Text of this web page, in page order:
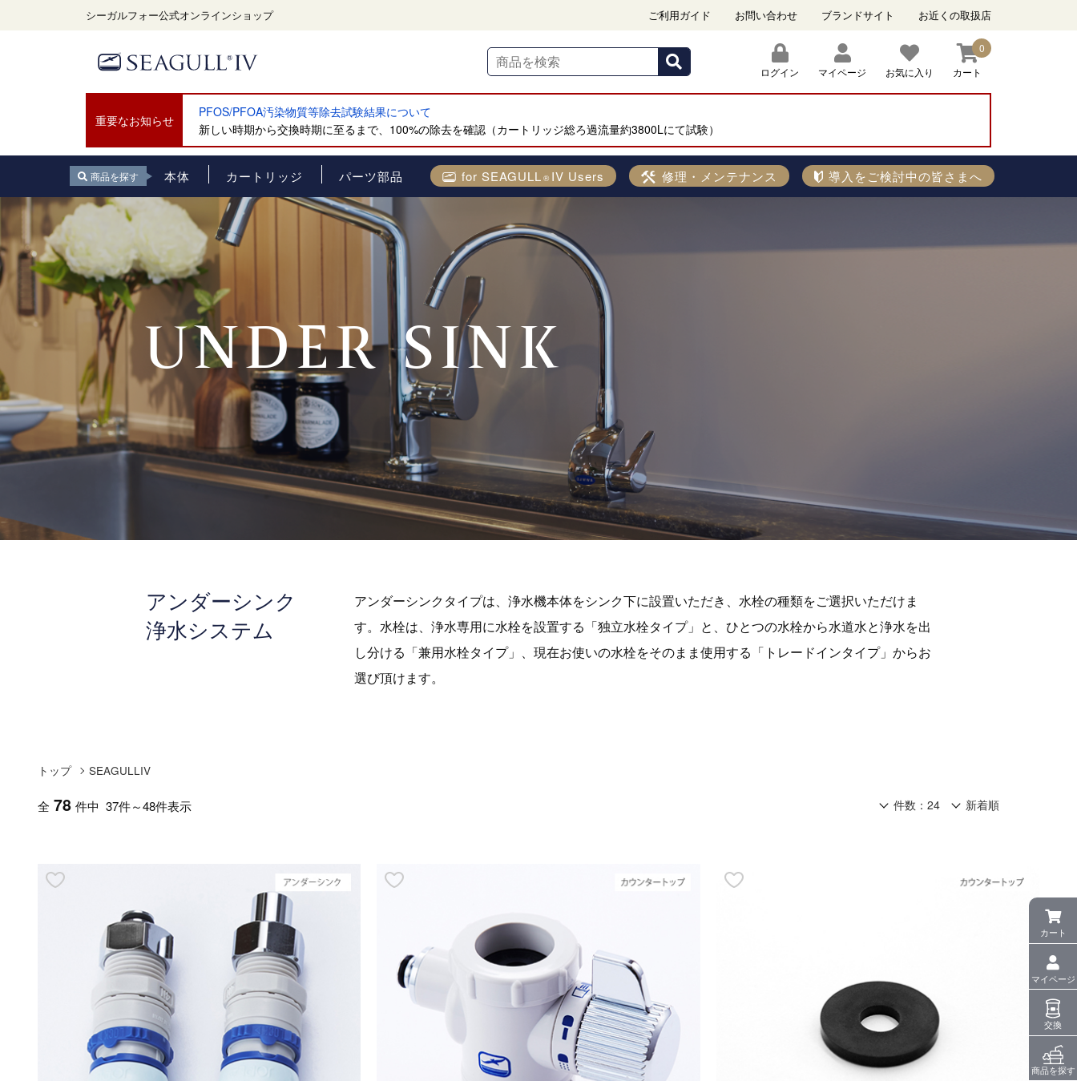
シーガルフォー公式オンラインショップ ご利用ガイド お問い合わせ ブランドサイト お近くの取扱店
ログイン マイページ お気に入り
0
カート
重要なお知らせ
PFOS/PFOA汚染物質等除去試験結果について
新しい時期から交換時期に至るまで、100%の除去を確認（カートリッジ総ろ過流量約3800Lにて試験）
商品を探す 本体 カートリッジ パーツ部品 for SEAGULL ® IV Users 修理・メンテナンス 導入をご検討中の皆さまへ
UNDER SINK
アンダーシンク
浄水システム
アンダーシンクタイプは、浄水機本体をシンク下に設置いただき、水栓の種類をご選択いただけま
す。水栓は、浄水専用に水栓を設置する「独立水栓タイプ」と、ひとつの水栓から水道水と浄水を出
し分ける「兼用水栓タイプ」、現在お使いの水栓をそのまま使用する「トレードインタイプ」からお
選び頂けます。
トップ SEAGULLIV
全 78 件中 37件～48件表示
カート
マイページ
交換
商品を探す